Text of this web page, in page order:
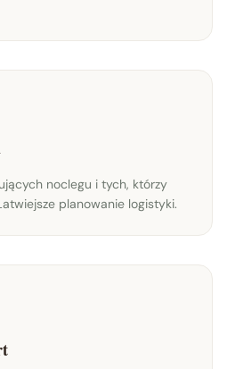
noclegu i tych, którzy
planowanie logistyki.